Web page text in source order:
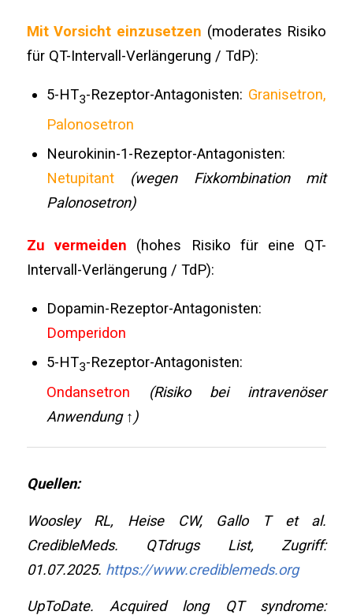
Mit Vorsicht einzusetzen (moderates Risiko
für QT-Intervall-Verlängerung / TdP):
5-HT3-Rezeptor-Antagonisten: Granisetron,
Palonosetron
Neurokinin-1-Rezeptor-Antagonisten:
Netupitant
(wegen Fixkombination mit
Palonosetron)
Zu vermeiden
(hohes Risiko für eine QT-
Intervall-Verlängerung / TdP):
Dopamin-Rezeptor-Antagonisten:
Domperidon
5-HT3-Rezeptor-Antagonisten:
Ondansetron (Risiko bei intravenöser
Anwendung ↑)
Quellen:
Woosley RL, Heise CW, Gallo T et al.
CredibleMeds. QTdrugs List, Zugriff:
01.07.2025. https://www.crediblemeds.org
UpToDate. Acquired long QT syndrome: